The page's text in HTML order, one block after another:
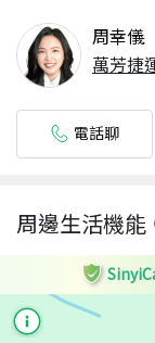
周幸儀
萬芳捷
電話聊
周邊生活機能